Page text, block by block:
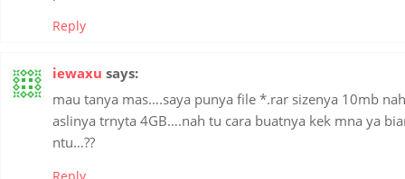
Reply
iewaxu says:
mau tanya mas….saya punya file *.rar sizenya 10mb
aslinya trnyta 4GB….nah tu cara buatnya kek mna ya
ntu…??